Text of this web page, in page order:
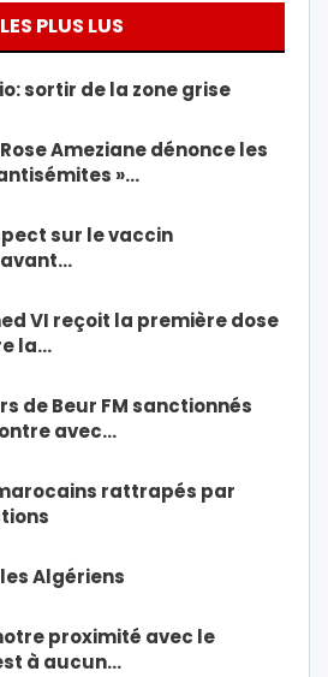
LES PLUS LUS
sortir de la zone grise
Ameziane dénonce les
»…
sur le vaccin
avant…
VI reçoit la première dose
la…
de Beur FM sanctionnés
avec…
rattrapés par
Algériens
proximité avec le
à aucun…